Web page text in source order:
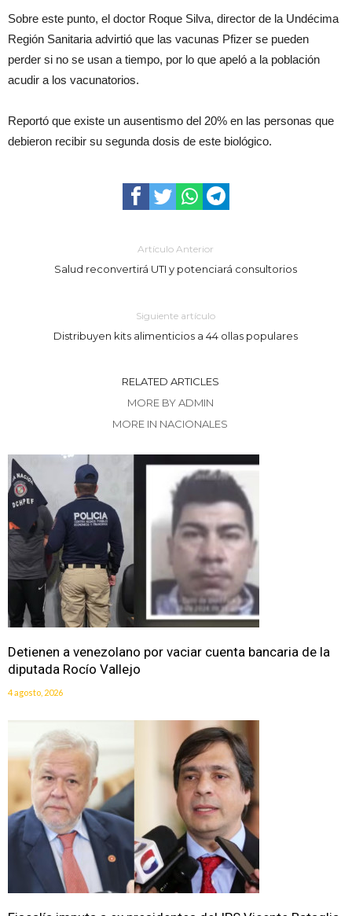
Sobre este punto, el doctor Roque Silva, director de la Undécima
Región Sanitaria advirtió que las vacunas Pfizer se pueden
perder si no se usan a tiempo, por lo que apeló a la población
acudir a los vacunatorios.
Reportó que existe un ausentismo del 20% en las personas que
debieron recibir su segunda dosis de este biológico.
Artículo Anterior
Salud reconvertirá UTI y potenciará consultorios
Siguiente artículo
Distribuyen kits alimenticios a 44 ollas populares
RELATED ARTICLES
MORE BY ADMIN
MORE IN NACIONALES
Detienen a venezolano por vaciar cuenta bancaria de la
diputada Rocío Vallejo
4 agosto, 2026